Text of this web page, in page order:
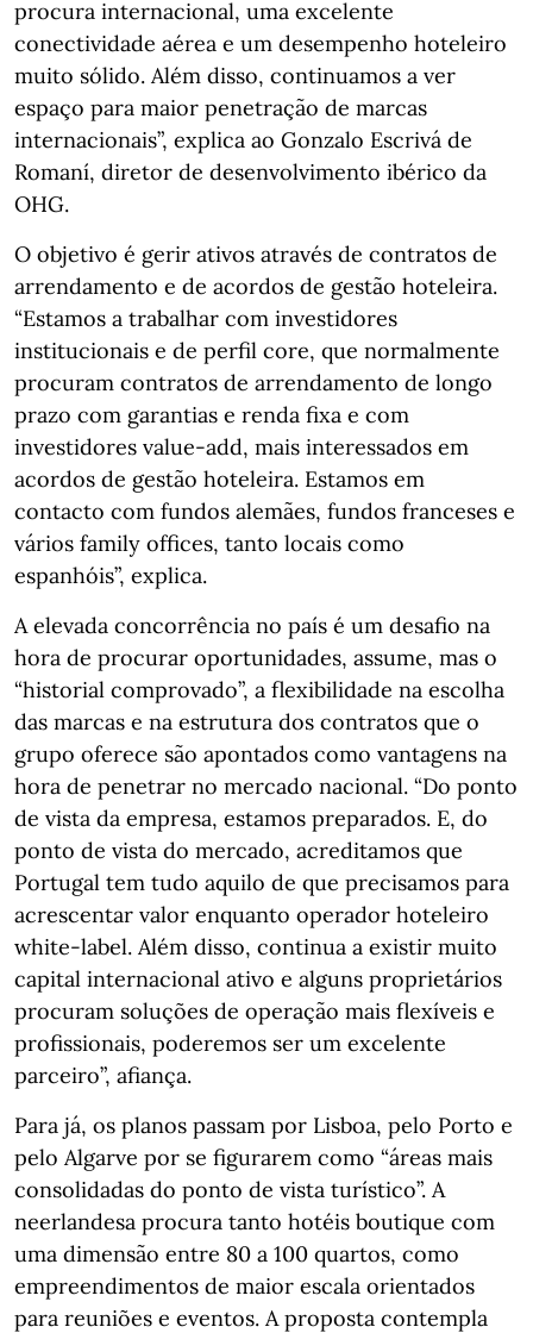
procura internacional, uma excelente
conectividade aérea e um desempenho hoteleiro
muito sólido. Além disso, continuamos a ver
espaço para maior penetração de marcas
internacionais”, explica ao Gonzalo Escrivá de
Romaní, diretor de desenvolvimento ibérico da
OHG.
O objetivo é gerir ativos através de contratos de
arrendamento e de acordos de gestão hoteleira.
“Estamos a trabalhar com investidores
institucionais e de perfil core, que normalmente
procuram contratos de arrendamento de longo
prazo com garantias e renda fixa e com
investidores value-add, mais interessados em
acordos de gestão hoteleira. Estamos em
contacto com fundos alemães, fundos franceses e
vários family offices, tanto locais como
espanhóis”, explica.
A elevada concorrência no país é um desafio na
hora de procurar oportunidades, assume, mas o
“historial comprovado”, a flexibilidade na escolha
das marcas e na estrutura dos contratos que o
grupo oferece são apontados como vantagens na
hora de penetrar no mercado nacional. “Do ponto
de vista da empresa, estamos preparados. E, do
ponto de vista do mercado, acreditamos que
Portugal tem tudo aquilo de que precisamos para
acrescentar valor enquanto operador hoteleiro
white-label. Além disso, continua a existir muito
capital internacional ativo e alguns proprietários
procuram soluções de operação mais flexíveis e
profissionais, poderemos ser um excelente
parceiro”, afiança.
Para já, os planos passam por Lisboa, pelo Porto e
pelo Algarve por se figurarem como “áreas mais
consolidadas do ponto de vista turístico”. A
neerlandesa procura tanto hotéis boutique com
uma dimensão entre 80 a 100 quartos, como
empreendimentos de maior escala orientados
para reuniões e eventos. A proposta contempla